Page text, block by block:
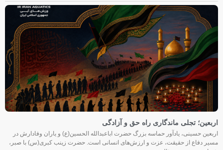
اربعین؛ تجلی ماندگاری راه حق و آزادگی
اربعین حسینی، یادآور حماسه بزرگ حضرت اباعبدالله الحسین(ع) و یاران وفادارش در
مسیر دفاع از حقیقت، عزت و ارزش‌های انسانی است. حضرت زینب کبری(س) با صبر،